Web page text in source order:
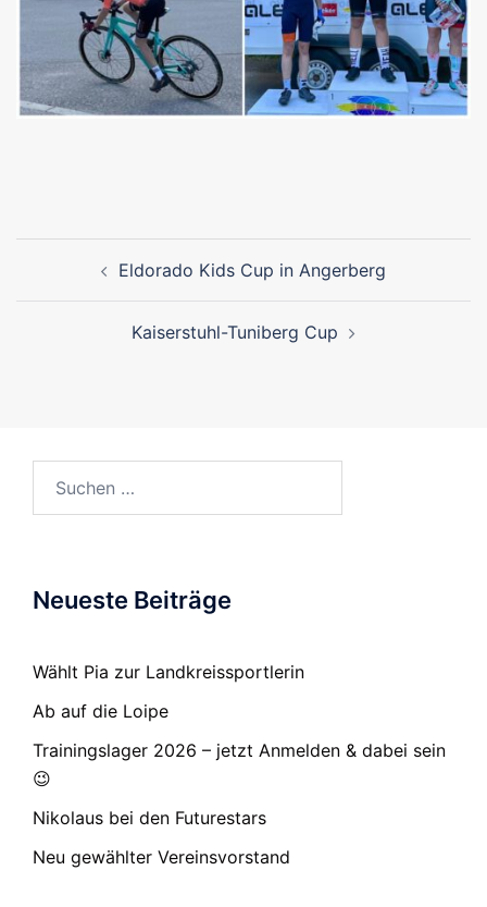
Eldorado Kids Cup in Angerberg
Kaiserstuhl-Tuniberg Cup
Neueste Beiträge
Wählt Pia zur Landkreissportlerin
Ab auf die Loipe
Trainingslager 2026 – jetzt Anmelden & dabei sein
😉
Nikolaus bei den Futurestars
Neu gewählter Vereinsvorstand